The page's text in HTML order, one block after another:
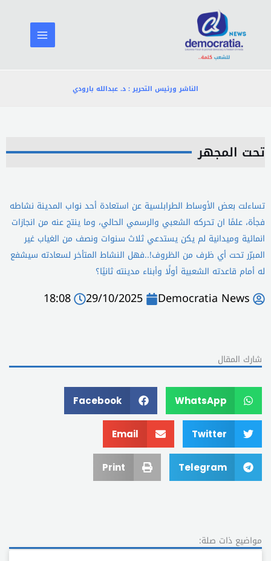
المحتوى
الناشر ورئيس التحرير : د. عبدالله بارودي
تحت المجهر
تساءلت بعض الأوساط الطرابلسية عن استعادة أحد نواب المدينة نشاطه
فجأة، علمًا ان تحركه الشعبي والرسمي الحالي، وما ينتج عنه من انجازات
انمائية وميدانية لم يكن يستدعي ثلاث سنوات ونصف من الغياب غير
المبرّر تحت أي ظرف من الظروف!..فهل النشاط المتأخر لسعادته سيشفع
له أمام قاعدته الشعبية أولًا وأبناء مدينته ثانيًا؟
Democratia News
29/10/2025
18:08
شارك المقال
WhatsApp
Facebook
Twitter
Email
Telegram
Print
مواضيع ذات صلة: